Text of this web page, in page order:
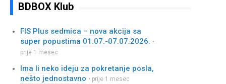
BDBOX Klub
FIS Plus sedmica – nova akcija sa
super popustima 01.07.-07.07.2026. •
prije 1 mesec
Ima li neko ideju za pokretanje posla,
nešto jednostavno • prije 1 mesec